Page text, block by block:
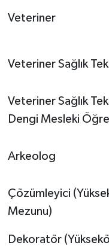
Veteriner
Veteriner Sağlık
Veteriner Sağlık
Dengi Mesleki
Arkeolog
Çözümleyici
Mezunu)
Dekoratör